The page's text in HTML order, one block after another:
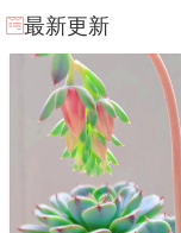
最新更新